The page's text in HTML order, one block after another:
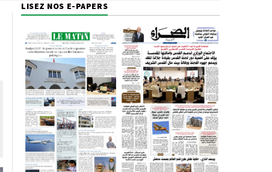
Morocco Today Forum
Bookclub
LISEZ NOS E-PAPERS